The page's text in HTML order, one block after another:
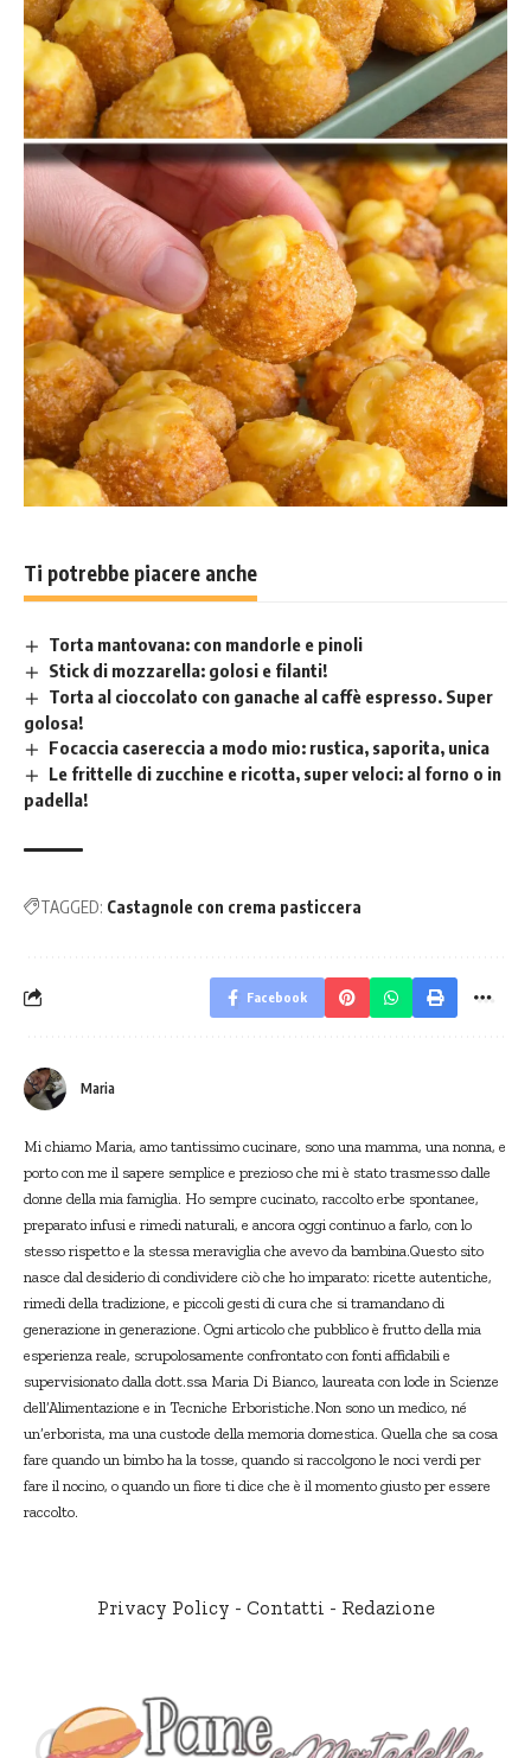
Ti potrebbe piacere anche
Torta mantovana: con mandorle e pinoli
Stick di mozzarella: golosi e filanti!
Torta al cioccolato con ganache al caffè espresso. Super
golosa!
Focaccia casereccia a modo mio: rustica, saporita, unica
Le frittelle di zucchine e ricotta, super veloci: al forno o in
padella!
TAGGED: Castagnole con crema pasticcera
Facebook
Maria
Mi chiamo Maria, amo tantissimo cucinare, sono una mamma, una nonna, e
porto con me il sapere semplice e prezioso che mi è stato trasmesso dalle
donne della mia famiglia. Ho sempre cucinato, raccolto erbe spontanee,
preparato infusi e rimedi naturali, e ancora oggi continuo a farlo, con lo
stesso rispetto e la stessa meraviglia che avevo da bambina.Questo sito
nasce dal desiderio di condividere ciò che ho imparato: ricette autentiche,
rimedi della tradizione, e piccoli gesti di cura che si tramandano di
generazione in generazione. Ogni articolo che pubblico è frutto della mia
esperienza reale, scrupolosamente confrontato con fonti affidabili e
supervisionato dalla dott.ssa Maria Di Bianco, laureata con lode in Scienze
dell’Alimentazione e in Tecniche Erboristiche.Non sono un medico, né
un’erborista, ma una custode della memoria domestica. Quella che sa cosa
fare quando un bimbo ha la tosse, quando si raccolgono le noci verdi per
fare il nocino, o quando un fiore ti dice che è il momento giusto per essere
raccolto.
Privacy Policy - Contatti - Redazione